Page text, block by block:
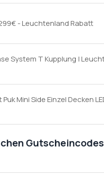
- Leuchtenland Rabatt
System T Kupplung |
Mini Side Einzel Decken